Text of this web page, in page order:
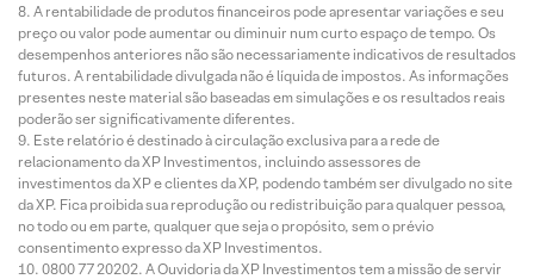
A rentabilidade de produtos financeiros pode apresentar variações e seu
preço ou valor pode aumentar ou diminuir num curto espaço de tempo. Os
desempenhos anteriores não são necessariamente indicativos de resultados
futuros. A rentabilidade divulgada não é líquida de impostos. As informações
presentes neste material são baseadas em simulações e os resultados reais
poderão ser significativamente diferentes.
Este relatório é destinado à circulação exclusiva para a rede de
relacionamento da XP Investimentos, incluindo assessores de
investimentos da XP e clientes da XP, podendo também ser divulgado no site
da XP. Fica proibida sua reprodução ou redistribuição para qualquer pessoa,
no todo ou em parte, qualquer que seja o propósito, sem o prévio
consentimento expresso da XP Investimentos.
0800 77 20202. A Ouvidoria da XP Investimentos tem a missão de servir